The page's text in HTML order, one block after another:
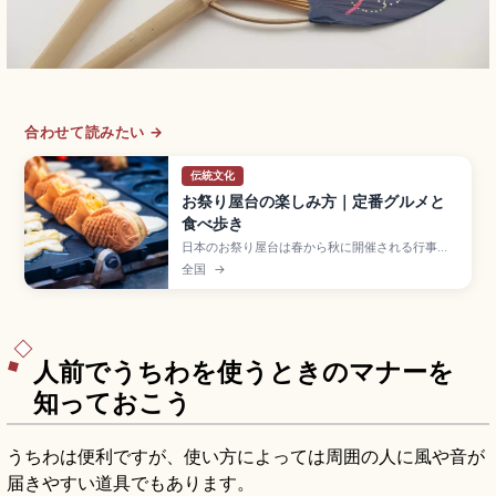
合わせて読みたい →
伝統文化
お祭り屋台の楽しみ方｜定番グルメと
食べ歩き
日本のお祭り屋台は春から秋に開催される行事で
並ぶ、食べ物や遊びの出店。りんご飴300〜500
円、焼きそば400〜600円、ベビーカステラ
全国 →
人前でうちわを使うときのマナーを
知っておこう
うちわは便利ですが、使い方によっては周囲の人に風や音が
届きやすい道具でもあります。